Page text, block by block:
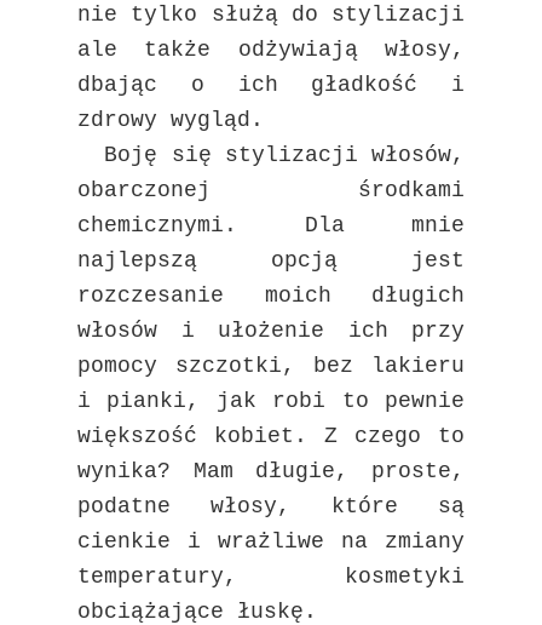
nie tylko służą do stylizacji
ale także odżywiają włosy,
dbając o ich gładkość i
zdrowy wygląd.
Boję się stylizacji włosów,
obarczonej środkami
chemicznymi. Dla mnie
najlepszą opcją jest
rozczesanie moich długich
włosów i ułożenie ich przy
pomocy szczotki, bez lakieru
i pianki, jak robi to pewnie
większość kobiet. Z czego to
wynika? Mam długie, proste,
podatne włosy, które są
cienkie i wrażliwe na zmiany
temperatury, kosmetyki
obciążające łuskę.